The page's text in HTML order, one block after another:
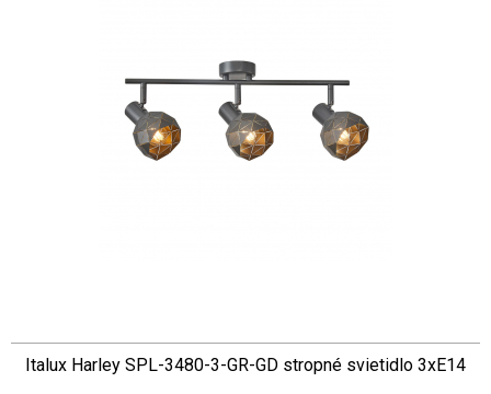
Italux Harley SPL-3480-3-GR-GD stropné svietidlo 3xE14